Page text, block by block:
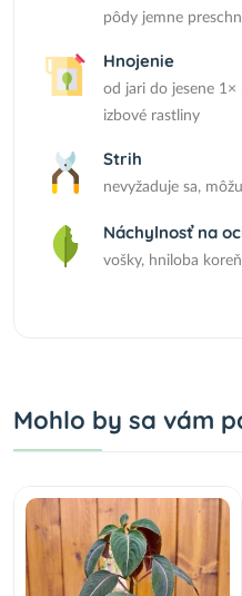
pôdy jemne
Hnojenie
od jari do jesene 1×
izbové rastliny
Strih
nevyžaduje sa,
Náchylnosť na
vošky, hniloba
Mohlo by sa vám